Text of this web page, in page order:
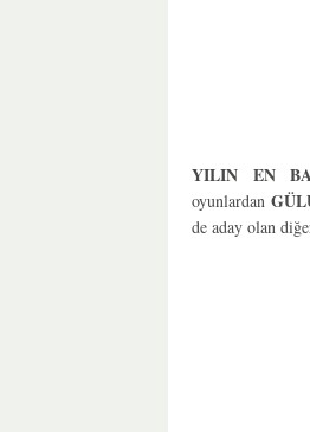
YILIN EN
oyunlardan
de aday olan